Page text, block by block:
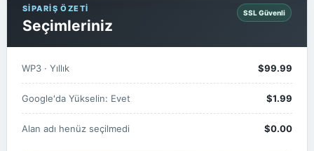
SİPARİŞ ÖZETİ
Seçimleriniz
SSL Güvenli
WP3 · Yıllık $99.99
Google'da Yükselin: Evet $1.99
Alan adı henüz seçilmedi $0.00